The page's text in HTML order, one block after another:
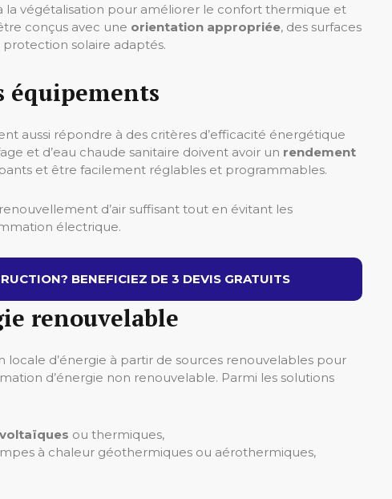
la végétalisation pour améliorer le confort thermique et
conçus avec une orientation appropriée, des surfaces
solaire adaptés.
équipements
aussi répondre à des critères d’efficacité énergétique
et d’eau chaude sanitaire doivent avoir un rendement
et être facilement réglables et programmables.
d’air suffisant tout en évitant les
électrique.
BENEFICIEZ DE 3 DEVIS GRATUITS
renouvelable
locale d’énergie à partir de sources renouvelables pour
d’énergie non renouvelable. Parmi les solutions
ou thermiques,
à chaleur géothermiques ou aérothermiques,